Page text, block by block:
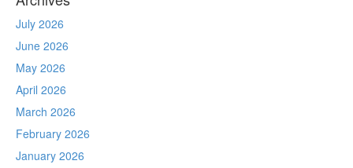
July 2026
June 2026
May 2026
April 2026
March 2026
February 2026
January 2026